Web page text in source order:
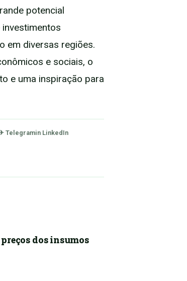
potencial
em diversas regiões.
e sociais, o
e uma inspiração para
Telegramin LinkedIn
dos insumos